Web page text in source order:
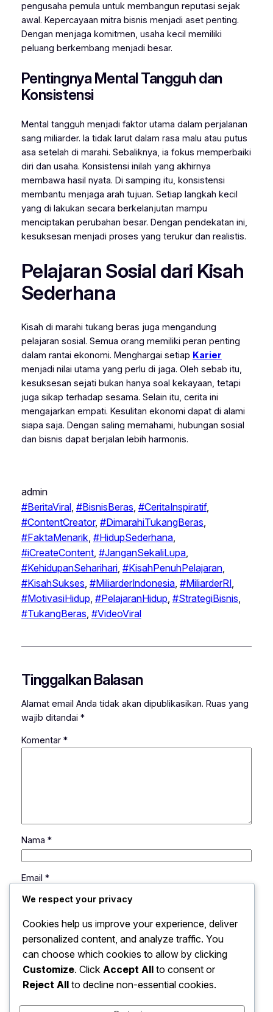
pengusaha pemula untuk membangun reputasi sejak
awal. Kepercayaan mitra bisnis menjadi aset penting.
Dengan menjaga komitmen, usaha kecil memiliki
peluang berkembang menjadi besar.
Pentingnya Mental Tangguh dan
Konsistensi
Mental tangguh menjadi faktor utama dalam perjalanan
sang miliarder. Ia tidak larut dalam rasa malu atau putus
asa setelah di marahi. Sebaliknya, ia fokus memperbaiki
diri dan usaha. Konsistensi inilah yang akhirnya
membawa hasil nyata. Di samping itu, konsistensi
membantu menjaga arah tujuan. Setiap langkah kecil
yang di lakukan secara berkelanjutan mampu
menciptakan perubahan besar. Dengan pendekatan ini,
kesuksesan menjadi proses yang terukur dan realistis.
Pelajaran Sosial dari Kisah
Sederhana
Kisah di marahi tukang beras juga mengandung
pelajaran sosial. Semua orang memiliki peran penting
dalam rantai ekonomi. Menghargai setiap Karier
menjadi nilai utama yang perlu di jaga. Oleh sebab itu,
kesuksesan sejati bukan hanya soal kekayaan, tetapi
juga sikap terhadap sesama. Selain itu, cerita ini
mengajarkan empati. Kesulitan ekonomi dapat di alami
siapa saja. Dengan saling memahami, hubungan sosial
dan bisnis dapat berjalan lebih harmonis.
admin
#BeritaViral, #BisnisBeras, #CeritaInspiratif
#ContentCreator, #DimarahiTukangBeras
#FaktaMenarik, #HidupSederhana
#iCreateContent, #JanganSekaliLupa
#KehidupanSeharihari, #KisahPenuhPelajaran
#KisahSukses, #MiliarderIndonesia, #MiliarderRI
#MotivasiHidup, #PelajaranHidup, #StrategiBisnis
#TukangBeras, #VideoViral
Tinggalkan Balasan
Alamat email Anda tidak akan dipublikasikan. Ruas yang
wajib ditandai *
Komentar *
Nama *
Email *
Simpan nama, email, dan situs web saya pada
peramban ini untuk komentar saya berikutnya.
We respect your privacy
Cookies help us improve your experience, deliver
personalized content, and analyze traffic. You
can choose which cookies to allow by clicking
Customize. Click Accept All to consent or
Reject All to decline non-essential cookies.